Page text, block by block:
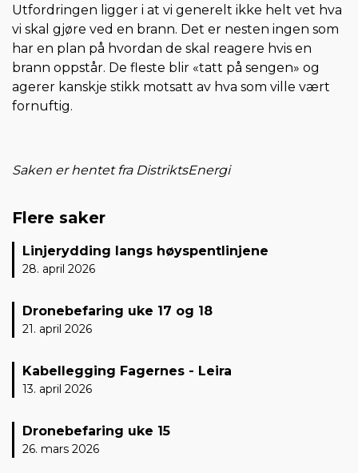
Utfordringen ligger i at vi generelt ikke helt vet hva
vi skal gjøre ved en brann. Det er nesten ingen som
har en plan på hvordan de skal reagere hvis en
brann oppstår. De fleste blir «tatt på sengen» og
agerer kanskje stikk motsatt av hva som ville vært
fornuftig.
Saken er hentet fra DistriktsEnergi
Flere saker
Linjerydding langs høyspentlinjene
28. april 2026
Dronebefaring uke 17 og 18
21. april 2026
Kabellegging Fagernes - Leira
13. april 2026
Dronebefaring uke 15
26. mars 2026